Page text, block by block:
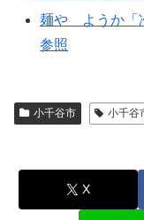
麺や ようか「
参照
小千谷市 小千谷
X